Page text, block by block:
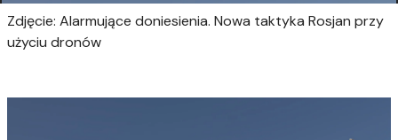
Zdjęcie: Alarmujące doniesienia. Nowa taktyka Rosjan przy
użyciu dronów